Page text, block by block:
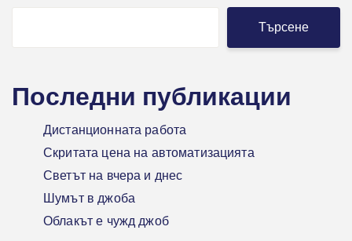
Търсене
Последни публикации
Дистанционната работа
Скритата цена на автоматизацията
Светът на вчера и днес
Шумът в джоба
Облакът е чужд джоб